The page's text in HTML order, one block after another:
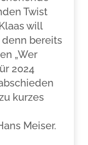
Twist
will
bereits
„Wer
2024
kurzes
Meiser.